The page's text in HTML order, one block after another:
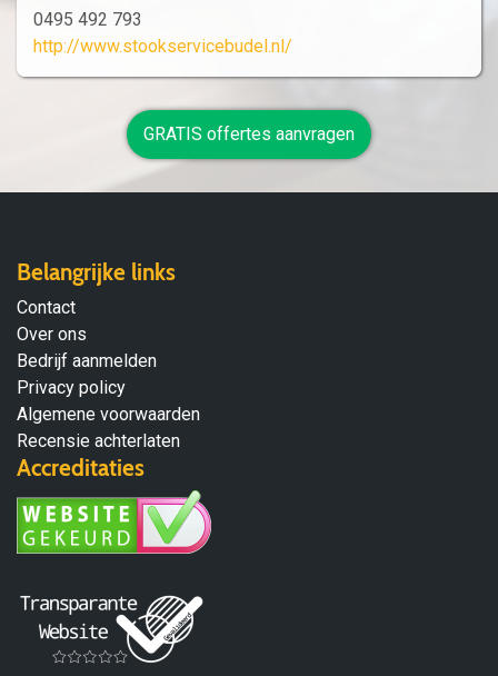
0495 492 793
http://www.stookservicebudel.nl/
GRATIS offertes aanvragen
Belangrijke links
Contact
Over ons
Bedrijf aanmelden
Privacy policy
Algemene voorwaarden
Recensie achterlaten
Accreditaties